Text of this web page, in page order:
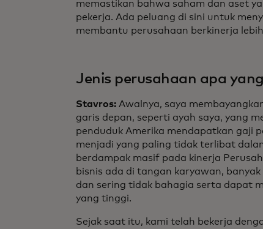
memastikan bahwa saham dan aset
pekerja. Ada peluang di sini untuk
membantu perusahaan berkinerja
Jenis perusahaan apa
Stavros: Awalnya, saya
garis depan, seperti ayah saya, yang
penduduk Amerika mendapatkan gaji
menjadi yang paling tidak terlibat
berdampak masif pada kinerja
bisnis ada di tangan karyawan,
dan sering tidak bahagia serta dapat
yang tinggi.
Sejak saat itu, kami telah bekerja